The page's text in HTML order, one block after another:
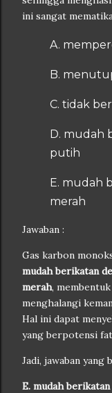
ini sangat
A.
B.
C. tidak
D. mudah
putih
E. mudah
merah
Jawaban :
Gas karbon
mudah berikatan
merah,
menghalangi
Hal ini dapat
yang berpotensi
Jadi, jawaban yang
E. mudah